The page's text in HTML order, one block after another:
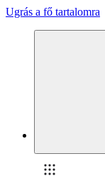
Ugrás a fő tartalomra